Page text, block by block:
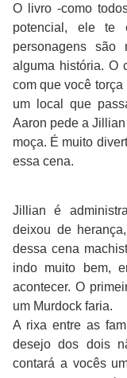
O livro -como
potencial, ele
personagens são
alguma história. O
com que você
um local que
Aaron pede a
moça. É muito
essa cena.
Jillian é
deixou de
dessa cena
indo muito bem,
acontecer. O
um Murdock faria.
A rixa entre as
desejo dos dois
contará a vocês